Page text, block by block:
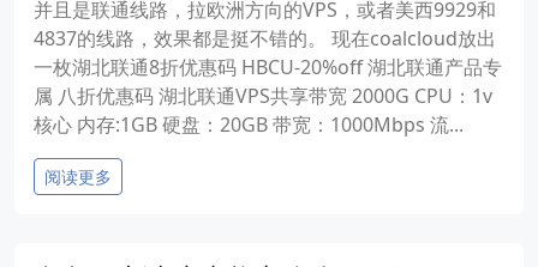
并且是联通线路，拉欧洲方向的VPS，或者美西9929和
4837的线路，效果都是挺不错的。 现在coalcloud放出
一枚湖北联通8折优惠码 HBCU-20%off 湖北联通产品专
属 八折优惠码 湖北联通VPS共享带宽 2000G CPU：1v
核心 内存:1GB 硬盘：20GB 带宽：1000Mbps 流...
阅读更多